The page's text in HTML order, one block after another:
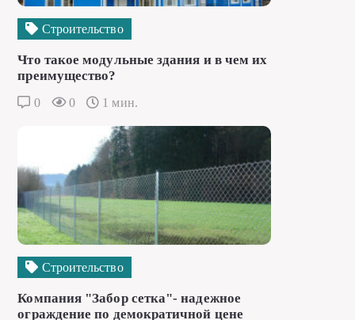
Строительство
Что такое модульные здания и в чем их
преимущество?
0 0 1 мин.
Строительство
Компания "Забор сетка"- надежное
ограждение по демократичной цене